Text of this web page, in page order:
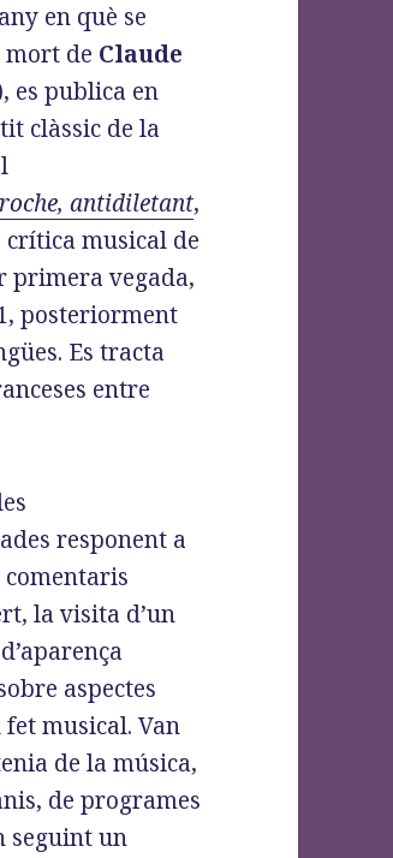
en què se
mort de Claude
es publica en
clàssic de la
antidiletant,
crítica musical de
primera vegada,
posteriorment
Es tracta
entre
responent a
comentaris
la visita d’un
aspectes
musical. Van
de la música,
de programes
seguint un